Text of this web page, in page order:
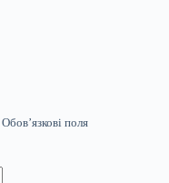
Обов’язкові поля